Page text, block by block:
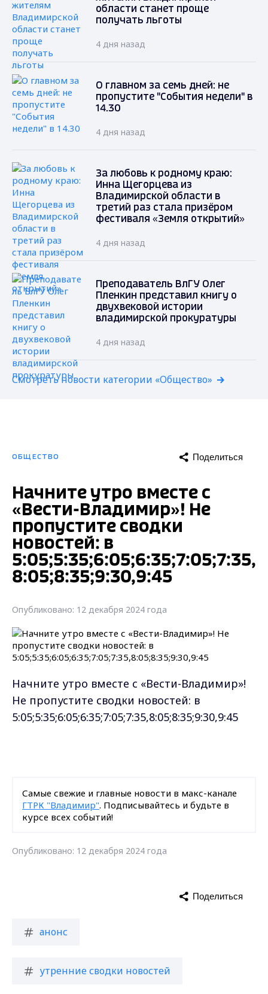
области станет проще
получать льготы
4 дня назад
О главном за семь дней: не
пропустите "События недели" в
14.30
4 дня назад
За любовь к родному краю:
Инна Щегорцева из
Владимирской области в
третий раз стала призёром
фестиваля «Земля открытий»
4 дня назад
Преподаватель ВлГУ Олег
Пленкин представил книгу о
двухвековой истории
владимирской прокуратуры
4 дня назад
Смотреть новости категории «Общество»
ОБЩЕСТВО Поделиться
Начните утро вместе с
«Вести-Владимир»! Не
пропустите сводки
новостей: в
5:05;5:35;6:05;6:35;7:05;7:35,
8:05;8:35;9:30,9:45
Опубликовано: 12 декабря 2024 года
Начните утро вместе с «Вести-Владимир»!
Не пропустите сводки новостей: в
5:05;5:35;6:05;6:35;7:05;7:35,8:05;8:35;9:30,9:45
Самые свежие и главные новости в макс-канале
ГТРК "Владимир". Подписывайтесь и будьте в
курсе всех событий!
Опубликовано: 12 декабря 2024 года
анонс
утренние сводки новостей
Поделиться